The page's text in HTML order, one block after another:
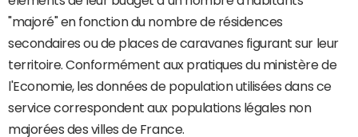
"majoré" en fonction du nombre de résidences
secondaires ou de places de caravanes figurant sur leur
territoire. Conformément aux pratiques du ministère de
l'Economie, les données de population utilisées dans ce
service correspondent aux populations légales non
majorées des villes de France.